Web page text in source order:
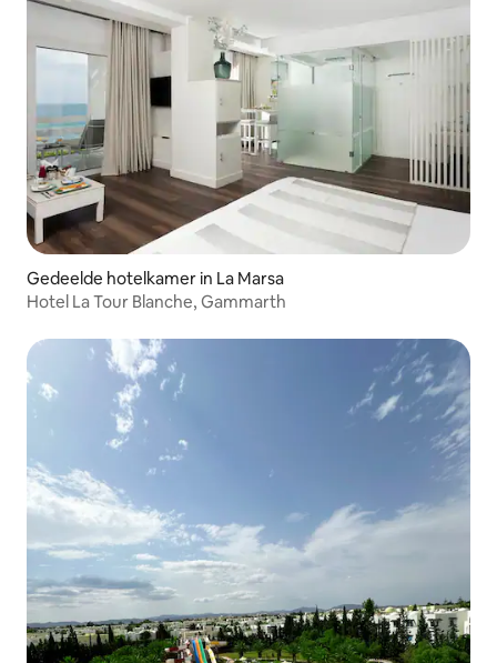
Gedeelde hotelkamer in La Marsa
Hotel La Tour Blanche, Gammarth